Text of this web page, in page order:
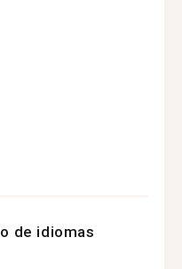
de idiomas